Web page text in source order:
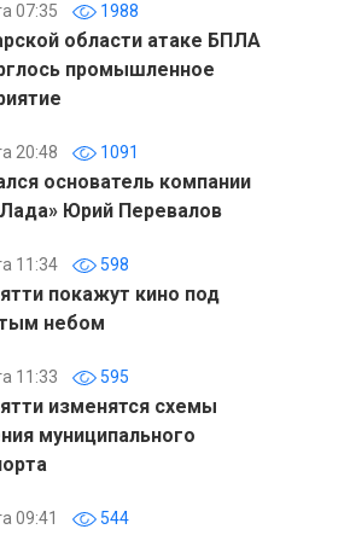
07:35 1988
области атаке БПЛА
промышленное
20:48 1091
основатель компании
Юрий Перевалов
11:34 598
покажут кино под
небом
11:33 595
изменятся схемы
муниципального
09:41 544